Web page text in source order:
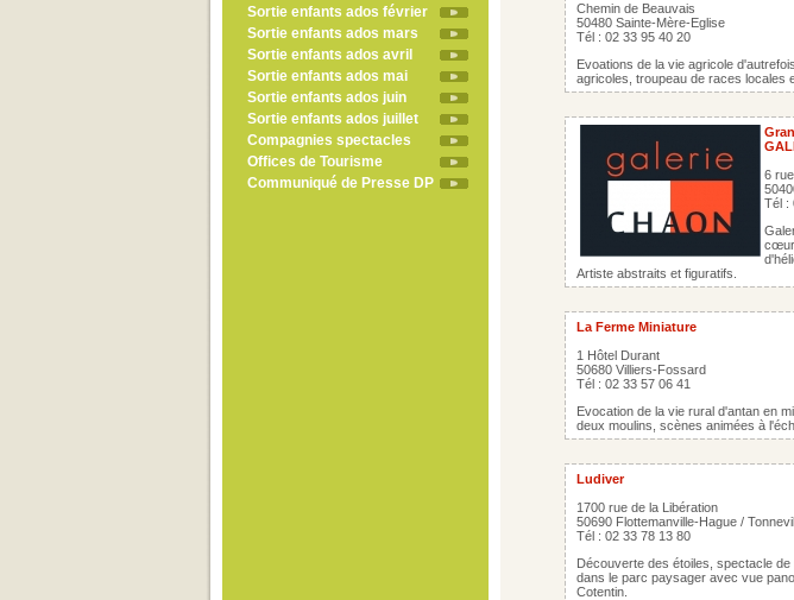
Sortie enfants ados février
Sortie enfants ados mars
Sortie enfants ados avril
Sortie enfants ados mai
Sortie enfants ados juin
Sortie enfants ados juillet
Compagnies spectacles
Offices de Tourisme
Communiqué de Presse DP
Chemin de Beauvais
50480 Sainte-Mère-Eglise
Tél : 02 33 95 40 20
Evoations de la vie agricole
agricoles, troupeau de races locales
6
Tél :
cœur
Artiste abstraits et figuratifs.
La Ferme Miniature
1 Hôtel Durant
50680 Villiers-Fossard
Tél : 02 33 57 06 41
Evocation de la vie rural d'antan en
deux moulins, scènes animées à
Ludiver
1700 rue de la Libération
50690 Flottemanville-Hague /
Tél : 02 33 78 13 80
Découverte des étoiles, spectacle
dans le parc paysager avec vue
Cotentin.